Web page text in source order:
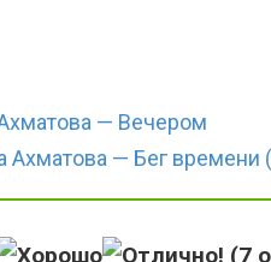
— Вечером
Ахматова — Бег времени
(7